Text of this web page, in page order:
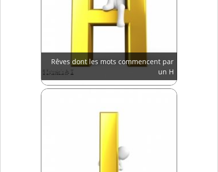
Rêves dont les mots commencent par
un H